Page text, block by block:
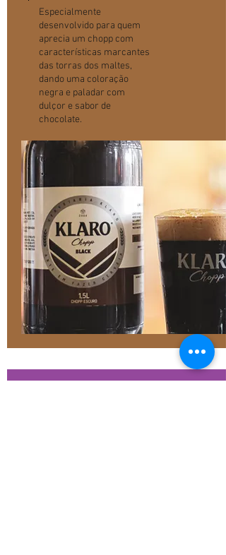
Especialmente
desenvolvido para quem
aprecia um chopp com
características marcantes
das torras dos maltes,
dando uma coloração
negra e paladar com
dulçor e sabor de
chocolate.